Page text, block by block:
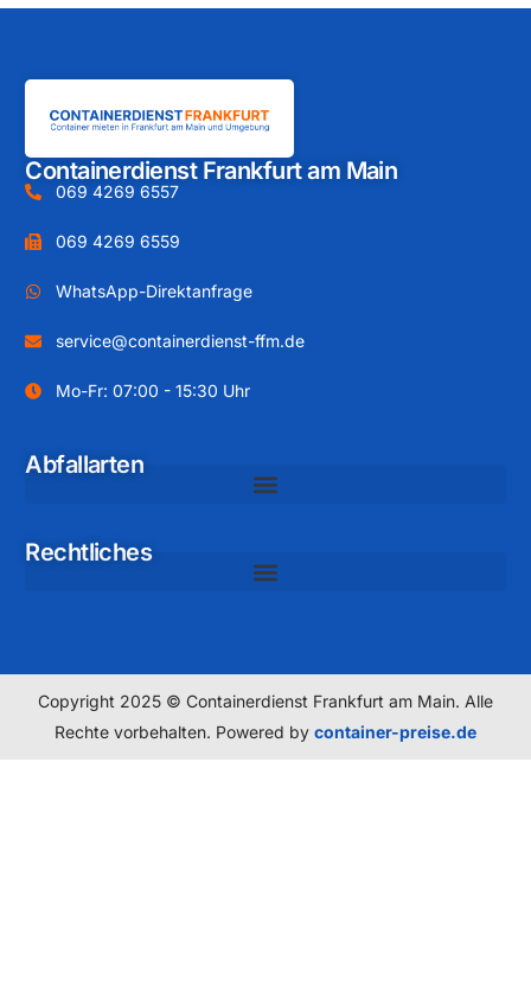
Containerdienst Frankfurt am Main
069 4269 6557
069 4269 6559
WhatsApp-Direktanfrage
service@containerdienst-ffm.de
Mo-Fr: 07:00 - 15:30 Uhr
Abfallarten
Rechtliches
Copyright 2025 © Containerdienst Frankfurt am Main. Alle
Rechte vorbehalten. Powered by container-preise.de